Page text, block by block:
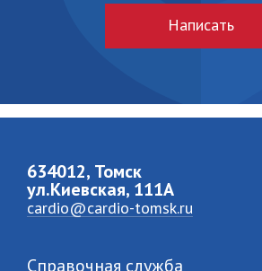
Написать
634012, Томск
ул.Киевская, 111A
cardio@cardio-tomsk.ru
Справочная служба